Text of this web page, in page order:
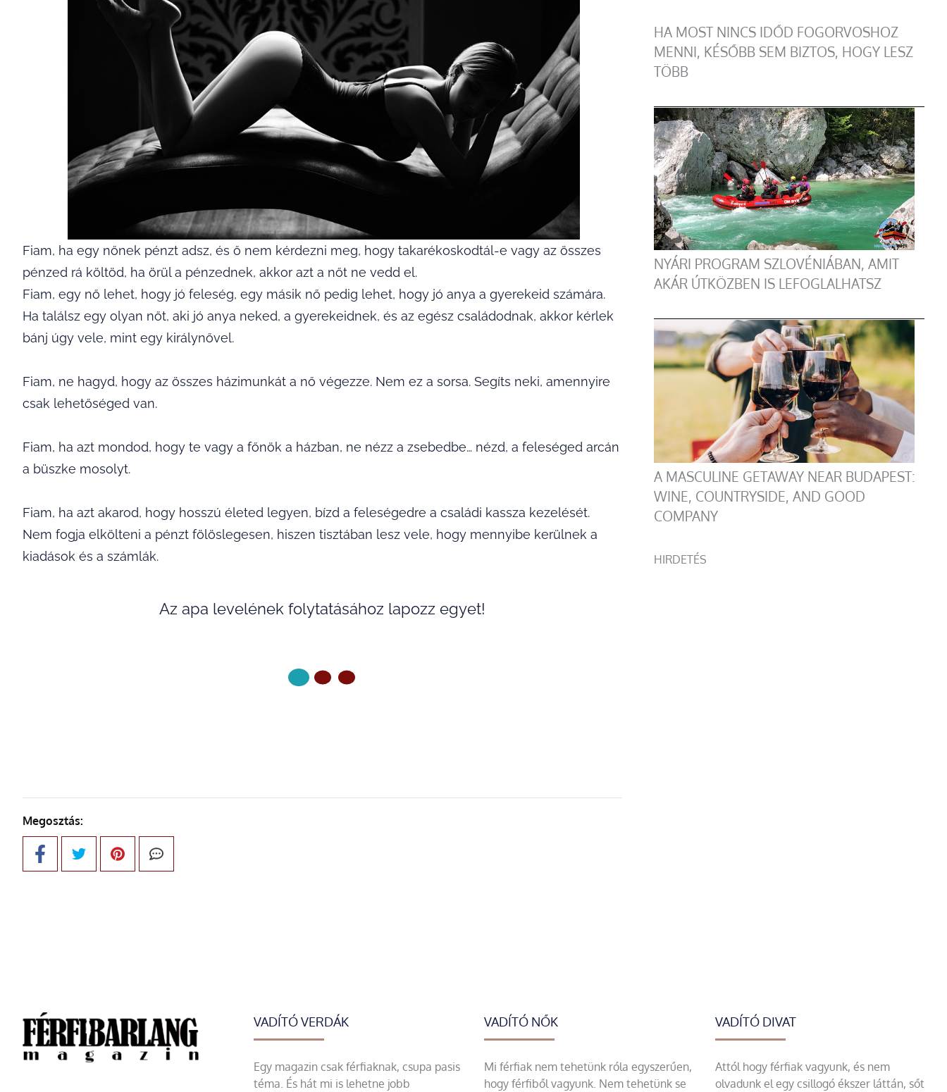
Fiam, ha egy nőnek pénzt adsz, és ő nem kérdezni meg, hogy takarékoskodtál-e vagy az összes
pénzed rá költöd, ha örül a pénzednek, akkor azt a nőt ne vedd el.
Fiam, egy nő lehet, hogy jó feleség, egy másik nő pedig lehet, hogy jó anya a gyerekeid számára.
Ha találsz egy olyan nőt, aki jó anya neked, a gyerekeidnek, és az egész családodnak, akkor kérlek
bánj úgy vele, mint egy királynővel.
Fiam, ne hagyd, hogy az összes házimunkát a nő végezze. Nem ez a sorsa. Segíts neki, amennyire
csak lehetőséged van.
Fiam, ha azt mondod, hogy te vagy a főnök a házban, ne nézz a zsebedbe… nézd, a feleséged arcán
a büszke mosolyt.
Fiam, ha azt akarod, hogy hosszú életed legyen, bízd a feleségedre a családi kassza kezelését.
Nem fogja elkölteni a pénzt fölöslegesen, hiszen tisztában lesz vele, hogy mennyibe kerülnek a
kiadások és a számlák.
Az apa levelének folytatásához lapozz egyet!
Megosztás:
HA MOST NINCS IDŐD FOGORVOSHOZ
MENNI, KÉSŐBB SEM BIZTOS, HOGY LESZ
TÖBB
NYÁRI PROGRAM SZLOVÉNIÁBAN, AMIT
AKÁR ÚTKÖZBEN IS LEFOGLALHATSZ
A MASCULINE GETAWAY NEAR BUDAPEST:
WINE, COUNTRYSIDE, AND GOOD
COMPANY
HIRDETÉS
VADÍTÓ VERDÁK
Egy magazin csak férfiaknak, csupa pasis
téma. És hát mi is lehetne jobb
VADÍTÓ NŐK
Mi férfiak nem tehetünk róla egyszerűen,
hogy férfiből vagyunk. Nem tehetünk se
VADÍTÓ DIVAT
Attól hogy férfiak vagyunk, és nem
olvadunk el egy csillogó ékszer láttán, sőt